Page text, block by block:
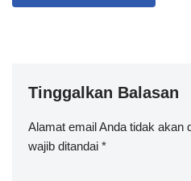
Tinggalkan Balasan
Alamat email Anda tidak akan
wajib ditandai *